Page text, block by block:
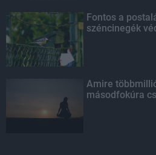
Fontos a
széncinegék
Amire
másodfokúra